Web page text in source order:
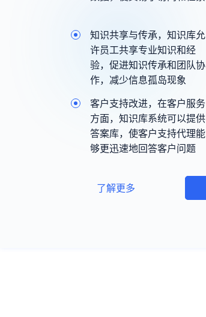
知识共享与传承，知识库允
许员工共享专业知识和经
验，促进知识传承和团队协
作，减少信息孤岛现象
客户支持改进，在客户服务
方面，知识库系统可以提供
答案库，使客户支持代理能
够更迅速地回答客户问题
了解更多